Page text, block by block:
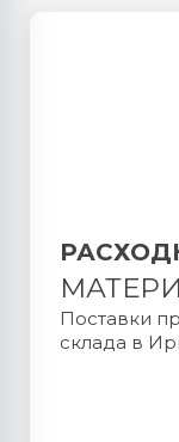
Поставки
склада в